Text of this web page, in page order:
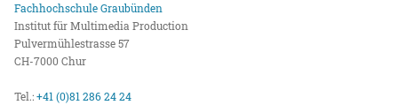
Fachhochschule Graubünden
Institut für Multimedia Production
Pulvermühlestrasse 57
CH-7000 Chur
Tel.:+41 (0)81 286 24 24